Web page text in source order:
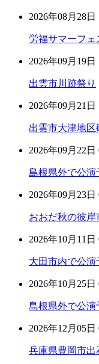
2026年08月28日
労福サマーフ
2026年09月19日
出雲市川跡祭り
2026年09月21日
出雲市大津地区
2026年09月22日
島根県外で公演
2026年09月23日
おおだ秋の彼
2026年10月11日
大田市内で公演
2026年10月25日
島根県外で公演
2026年12月05日
兵庫県豊岡市